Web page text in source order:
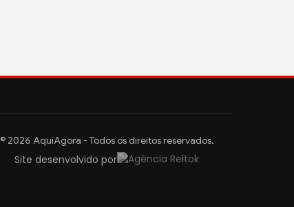
© 2026 AquiAgora - Todos os direitos reservados.
Site desenvolvido por